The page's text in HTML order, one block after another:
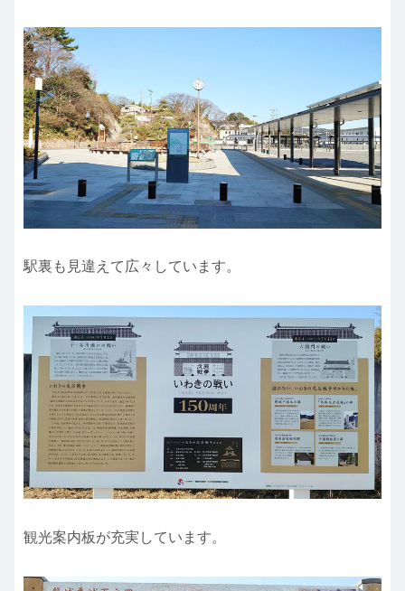
駅裏も見違えて広々しています。
観光案内板が充実しています。